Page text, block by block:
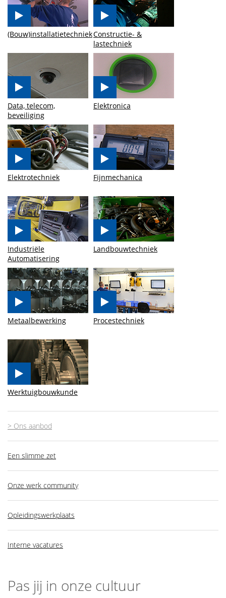
(Bouw)installatietechniekConstructie- &
lastechniek
Data, telecom,
beveiliging
Elektronica
Elektrotechniek Fijnmechanica
Industriële
Automatisering
Landbouwtechniek
Metaalbewerking Procestechniek
Werktuigbouwkunde
> Ons aanbod
Een slimme zet
Onze werk community
Opleidingswerkplaats
Interne vacatures
Pas jij in onze cultuur